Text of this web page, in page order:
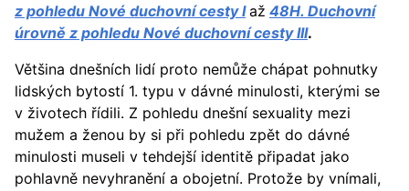
z pohledu Nové duchovní cesty I až 48H. Duchovní
úrovně z pohledu Nové duchovní cesty III.
Většina dnešních lidí proto nemůže chápat pohnutky
lidských bytostí 1. typu v dávné minulosti, kterými se
v životech řídili. Z pohledu dnešní sexuality mezi
mužem a ženou by si při pohledu zpět do dávné
minulosti museli v tehdejší identitě připadat jako
pohlavně nevyhranění a obojetní. Protože by vnímali,